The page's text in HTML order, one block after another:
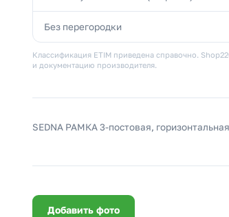
Без перегородки
Классификация ETIM приведена справочно.
и документацию производителя.
SEDNA РАМКА 3-постовая,
Добавить фото